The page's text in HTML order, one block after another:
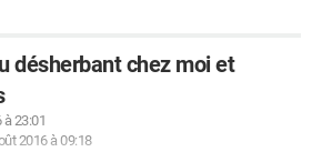
désherbant chez moi et
23:01
2016 à 09:18